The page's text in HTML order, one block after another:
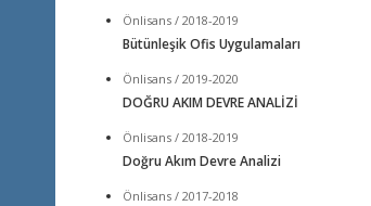
Önlisans / 2018-2019
Bütünleşik Ofis Uygulamaları
Önlisans / 2019-2020
DOĞRU AKIM DEVRE ANALİZİ
Önlisans / 2018-2019
Doğru Akım Devre Analizi
Önlisans / 2017-2018